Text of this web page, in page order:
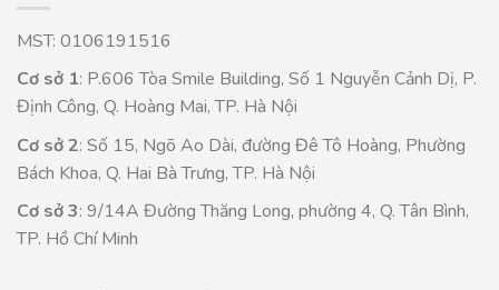
MST: 0106191516
Cơ sở 1: P.606 Tòa Smile Building, Số 1 Nguyễn Cảnh Dị, P.
Định Công, Q. Hoàng Mai, TP. Hà Nội
Cơ sở 2: Số 15, Ngõ Ao Dài, đường Đê Tô Hoàng, Phường
Bách Khoa, Q. Hai Bà Trưng, TP. Hà Nội
Cơ sở 3: 9/14A Đường Thăng Long, phường 4, Q. Tân Bình,
TP. Hồ Chí Minh